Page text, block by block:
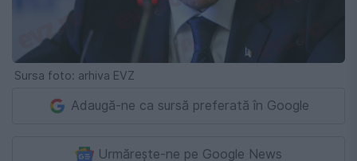
Sursa foto: arhiva EVZ
Adaugă-ne ca sursă preferată în Google
Urmărește-ne pe Google News